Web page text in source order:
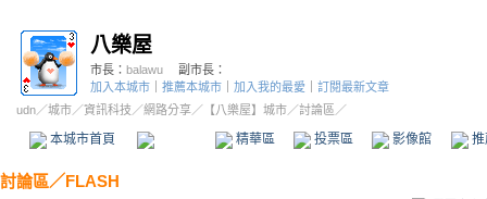
八樂屋
市長： balawu
副市長：
加入本城市
推薦本城市 加入我的最愛
訂閱最新文章
udn／城市／資訊科技 ／網路分享／ 【八樂屋】城市／討論區／
本城市首頁 精華區 投票區 影像館
討論區／FLASH